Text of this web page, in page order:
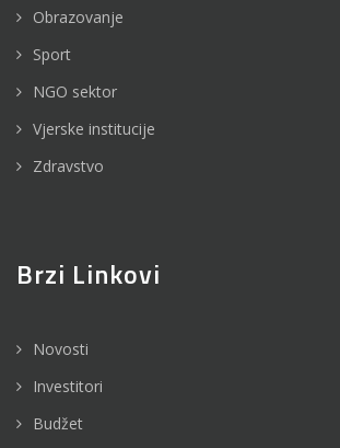
Obrazovanje
Sport
NGO sektor
Vjerske institucije
Zdravstvo
Brzi Linkovi
Novosti
Investitori
Budžet